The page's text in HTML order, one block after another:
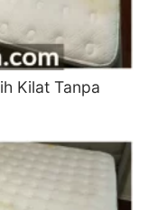
Kilat Tanpa